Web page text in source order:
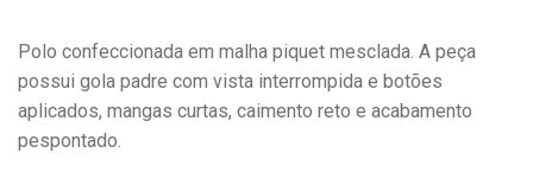
Polo confeccionada em malha piquet mesclada. A peça
possui gola padre com vista interrompida e botões
aplicados, mangas curtas, caimento reto e acabamento
pespontado.